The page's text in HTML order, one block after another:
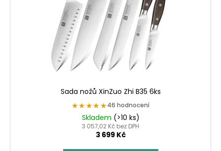
Sada nožů XinZuo Zhi B35 6ks
★★★★★
★★★★★46 hodnocení
Skladem (>10 ks)
3 057,02 Kč bez DPH
3 699 Kč